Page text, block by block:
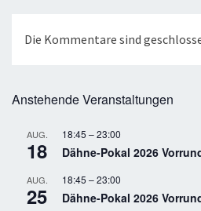
Die Kommentare sind
Anstehende Veranstaltungen
AUG.
18
18:45 –23:00
Dähne-Pokal 2026
AUG.
25
18:45 –23:00
Dähne-Pokal 2026